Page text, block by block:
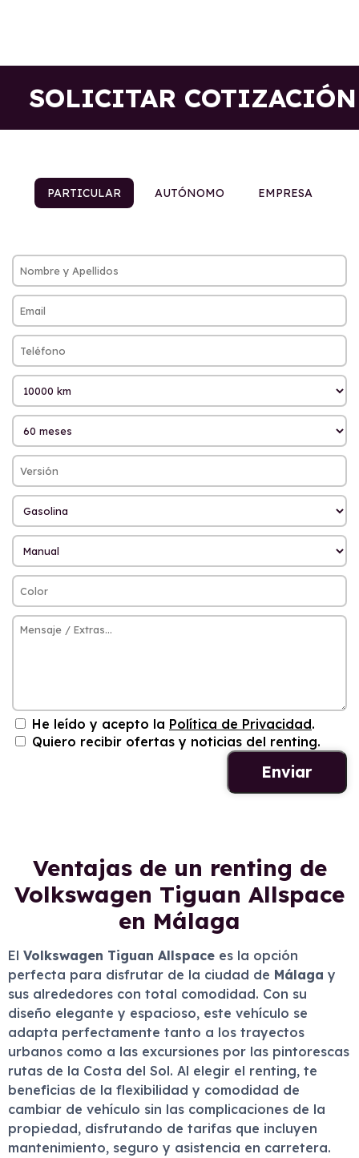
SOLICITAR COTIZACIÓN
PARTICULAR AUTÓNOMO EMPRESA
He leído y acepto la Política de Privacidad.
Quiero recibir ofertas y noticias del renting.
Ventajas de un renting de
Volkswagen Tiguan Allspace
en Málaga
El Volkswagen Tiguan Allspace es la opción
perfecta para disfrutar de la ciudad de Málaga y
sus alrededores con total comodidad. Con su
diseño elegante y espacioso, este vehículo se
adapta perfectamente tanto a los trayectos
urbanos como a las excursiones por las pintorescas
rutas de la Costa del Sol. Al elegir el renting, te
beneficias de la flexibilidad y comodidad de
cambiar de vehículo sin las complicaciones de la
propiedad, disfrutando de tarifas que incluyen
mantenimiento, seguro y asistencia en carretera.